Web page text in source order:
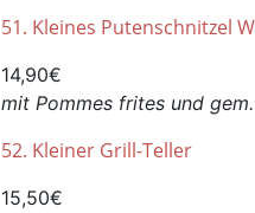
51. Kleines Putenschnitzel
14,90€
mit Pommes frites und
52. Kleiner Grill-Teller
15,50€